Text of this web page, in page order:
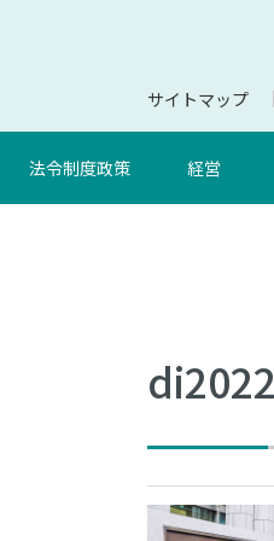
サイトマップ
法令制度政策 経営